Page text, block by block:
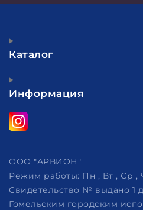
Каталог
Информация
ООО "АРВИОН"
Режим работы: Пн , Вт , Ср ,
Свидетельство № выдано 1
Гомельским городским